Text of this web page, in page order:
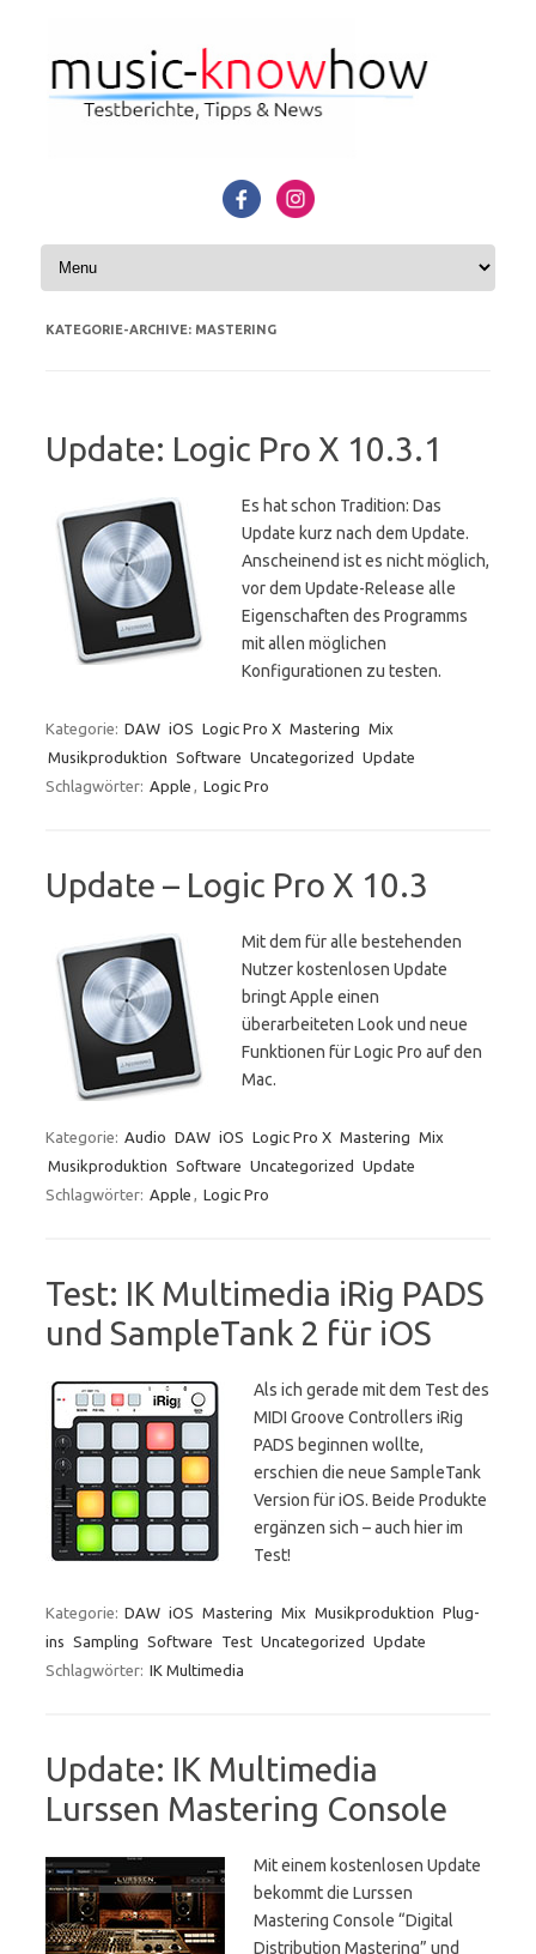
Zum Inhalt springen
KATEGORIE-ARCHIVE: MASTERING
Update: Logic Pro X 10.3.1
Es hat schon Tradition: Das
Update kurz nach dem Update.
Anscheinend ist es nicht möglich,
vor dem Update-Release alle
Eigenschaften des Programms
mit allen möglichen
Konfigurationen zu testen.
Kategorie: DAW iOS Logic Pro X Mastering Mix
Musikproduktion Software Uncategorized
Update
Schlagwörter: Apple , Logic Pro
Update – Logic Pro X 10.3
Mit dem für alle bestehenden
Nutzer kostenlosen Update
bringt Apple einen
überarbeiteten Look und neue
Funktionen für Logic Pro auf den
Mac.
Kategorie: Audio DAW iOS Logic Pro X Mastering Mix
Musikproduktion Software Uncategorized
Update
Schlagwörter: Apple , Logic Pro
Test: IK Multimedia iRig PADS
und SampleTank 2 für iOS
Als ich gerade mit dem Test des
MIDI Groove Controllers iRig
PADS beginnen wollte,
erschien die neue SampleTank
Version für iOS. Beide Produkte
ergänzen sich – auch hier im
Test!
Kategorie: DAW iOS Mastering Mix Musikproduktion Plug-
ins Sampling Software Test Uncategorized
Update
Schlagwörter: IK Multimedia
Update: IK Multimedia
Lurssen Mastering Console
Mit einem kostenlosen Update
bekommt die Lurssen
Mastering Console “Digital
Distribution Mastering” und